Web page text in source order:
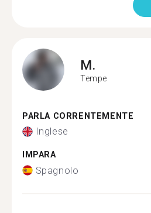
M.
Tempe
PARLA CORRENTEMENTE
Inglese
IMPARA
Spagnolo